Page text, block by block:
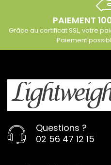
PAIEMENT
Grâce au certificat SSL, votre
Paiement
Questions ?
02 56 47 12 15